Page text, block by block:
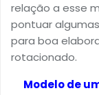
relação a esse
pontuar
para boa
rotacionado.
Modelo de